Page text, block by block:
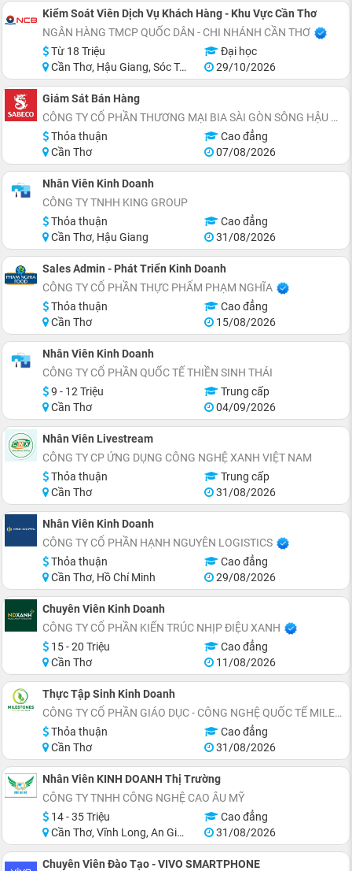
Kiểm Soát Viên Dịch Vụ Khách Hàng - Khu Vực Cần Thơ
NGÂN HÀNG TMCP QUỐC DÂN - CHI NHÁNH CẦN THƠ
Từ 18 Triệu
Đại học
Cần Thơ, Hậu Giang, Sóc Trăng, Miền Nam
29/10/2026
Giám Sát Bán Hàng
CÔNG TY CỔ PHẦN THƯƠNG MẠI BIA SÀI GÒN SÔNG HẬU
Thỏa thuận
Cao đẳng
Cần Thơ
07/08/2026
Nhân Viên Kinh Doanh
CÔNG TY TNHH KING GROUP
Thỏa thuận
Cao đẳng
Cần Thơ, Hậu Giang
31/08/2026
Sales Admin - Phát Triển Kinh Doanh
CÔNG TY CỔ PHẦN THỰC PHẨM PHẠM NGHĨA
Thỏa thuận
Cao đẳng
Cần Thơ
15/08/2026
Nhân Viên Kinh Doanh
CÔNG TY CỔ PHẦN QUỐC TẾ THIỀN SINH THÁI
9 - 12 Triệu
Trung cấp
Cần Thơ
04/09/2026
Nhân Viên Livestream
CÔNG TY CP ỨNG DỤNG CÔNG NGHỆ XANH VIỆT NAM
Thỏa thuận
Trung cấp
Cần Thơ
31/08/2026
Nhân Viên Kinh Doanh
CÔNG TY CỔ PHẦN HẠNH NGUYÊN LOGISTICS
Thỏa thuận
Cao đẳng
Cần Thơ, Hồ Chí Minh
29/08/2026
Chuyên Viên Kinh Doanh
CÔNG TY CỔ PHẦN KIẾN TRÚC NHỊP ĐIỆU XANH
15 - 20 Triệu
Cao đẳng
Cần Thơ
11/08/2026
Thực Tập Sinh Kinh Doanh
CÔNG TY CỔ PHẦN GIÁO DỤC - CÔNG NGHỆ QUỐC TẾ MILESTONES
Thỏa thuận
Cao đẳng
Cần Thơ
31/08/2026
Nhân Viên KINH DOANH Thị Trường
CÔNG TY TNHH CÔNG NGHỆ CAO ÂU MỸ
14 - 35 Triệu
Cao đẳng
Cần Thơ, Vĩnh Long, An Giang, Đồng Tháp, Tiền Giang, Sóc Trăng
31/08/2026
Chuyên Viên Đào Tạo - VIVO SMARTPHONE